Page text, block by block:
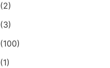
(2)
(3)
(100)
(1)